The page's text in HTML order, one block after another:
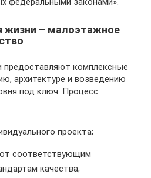
жизни – малоэтажное
предоставляют комплексные
архитектуре и возведению
под ключ. Процесс
проекта;
соответствующим
качества;